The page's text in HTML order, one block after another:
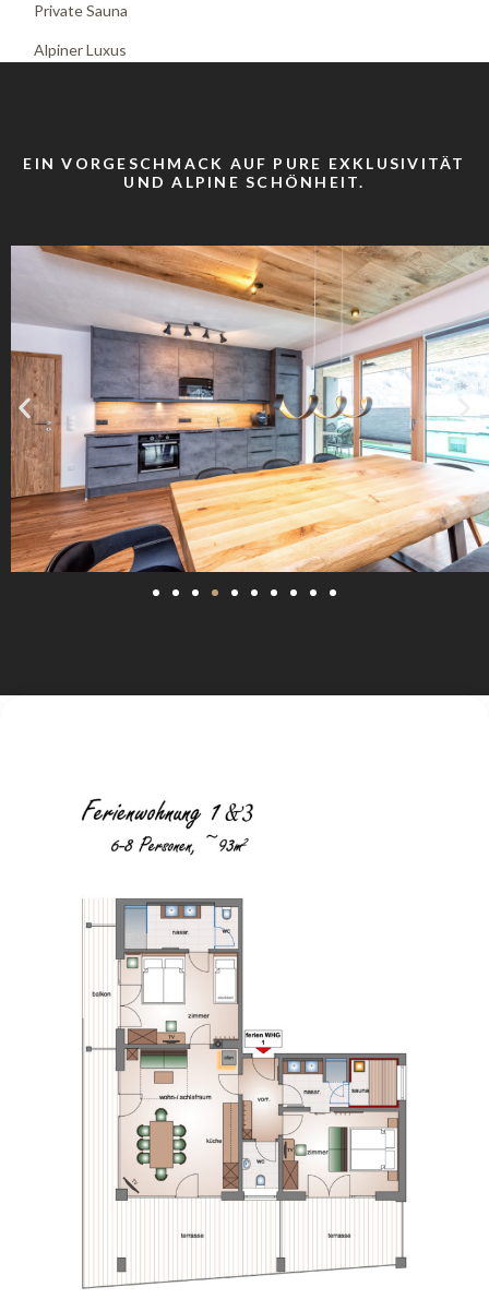
Private Sauna
Alpiner Luxus
EIN VORGESCHMACK AUF PURE EXKLUSIVITÄT
UND ALPINE SCHÖNHEIT.